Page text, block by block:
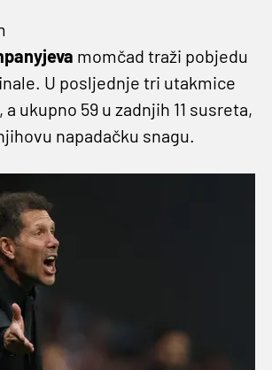
momčad traži pobjedu
U posljednje tri utakmice
ukupno 59 u zadnjih 11 susreta,
napadačku snagu.